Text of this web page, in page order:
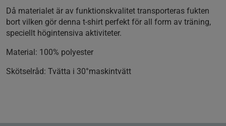
Då materialet är av funktionskvalitet transporteras fukten
bort vilken gör denna t-shirt perfekt för all form av träning,
speciellt högintensiva aktiviteter.
Material: 100% polyester
Skötselråd: Tvätta i 30°maskintvätt